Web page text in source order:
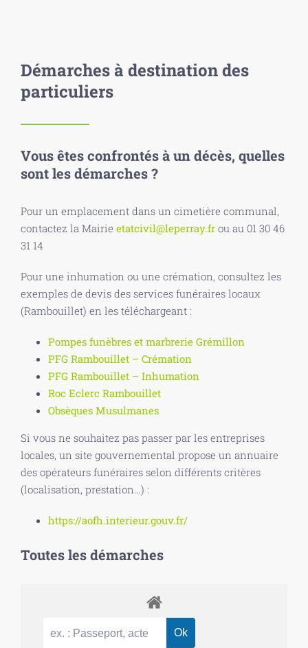
Démarches à destination des
particuliers
Vous êtes confrontés à un décès, quelles
sont les démarches ?
Pour un emplacement dans un cimetière communal,
contactez la Mairie etatcivil@leperray.fr ou au 01 30 46
31 14
Pour une inhumation ou une crémation, consultez les
exemples de devis des services funéraires locaux
(Rambouillet) en les téléchargeant :
Pompes funèbres et marbrerie Grémillon
PFG Rambouillet – Crémation
PFG Rambouillet – Inhumation
Roc Eclerc Rambouillet
Obsèques Musulmanes
Si vous ne souhaitez pas passer par les entreprises
locales, un site gouvernemental propose un annuaire
des opérateurs funéraires selon différents critères
(localisation, prestation…) :
https://aofh.interieur.gouv.fr/
Toutes les démarches